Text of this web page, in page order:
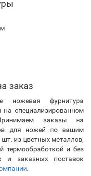
заказ
ножевая фурнитура
специализированном
заказы на
для ножей по вашим
из цветных металлов,
термообработкой и без
и заказных поставок
.